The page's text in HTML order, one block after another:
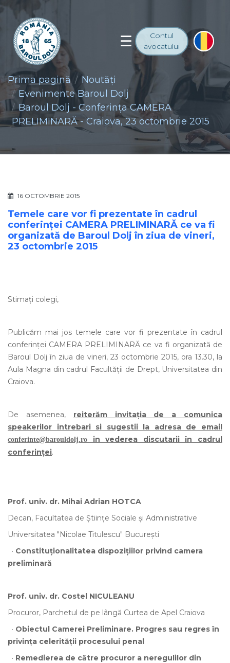
Contul
avocatului
Prima pagină
Noutăţi
Evenimente Baroul Dolj
Baroul Dolj - Conferința CAMERA
PRELIMINARĂ - Craiova, 23 octombrie 2015
16 OCTOMBRIE 2015
Temele care vor fi prezentate în cadrul
conferinței CAMERA PRELIMINARĂ ce va fi
organizată de Baroul Dolj în ziua de vineri,
23 octombrie 2015
Stimați colegi,
Publicăm mai jos temele care vor fi prezentate în cadrul
conferinței CAMERA PRELIMINARĂ ce va fi organizată de
Baroul Dolj în ziua de vineri, 23 octombrie 2015, ora 13.30, la
Aula Magna din cadrul Facultății de Drept, Universitatea din
Craiova.
De asemenea, reiterăm invitația de a comunica
speakerilor intrebari si sugestii la adresa de email
conferinte@barouldolj.ro in vederea discutarii în cadrul
conferinței.
Prof. univ. dr. Mihai Adrian HOTCA
Decan, Facultatea de Științe Sociale și Administrative
Universitatea "Nicolae Titulescu" București
· Constituționalitatea dispozițiilor privind camera
preliminară
Prof. univ. dr. Costel NICULEANU
Procuror, Parchetul de pe lângă Curtea de Apel Craiova
· Obiectul Camerei Preliminare. Progres sau regres în
privința celerității procesului penal
· Remedierea de către procuror a neregulilor din